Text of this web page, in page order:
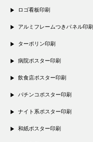
ロゴ看板印刷
アルミフレームつきパネル印刷
ターポリン印刷
病院ポスター印刷
飲食店ポスター印刷
パチンコポスター印刷
ナイト系ポスター印刷
和紙ポスター印刷